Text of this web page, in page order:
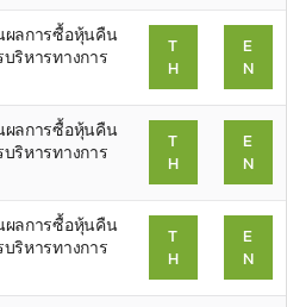
ผลการซื้อหุ้นคืน
ริหารทางการ
T
H
E
N
ผลการซื้อหุ้นคืน
ริหารทางการ
T
H
E
N
ผลการซื้อหุ้นคืน
ริหารทางการ
T
H
E
N